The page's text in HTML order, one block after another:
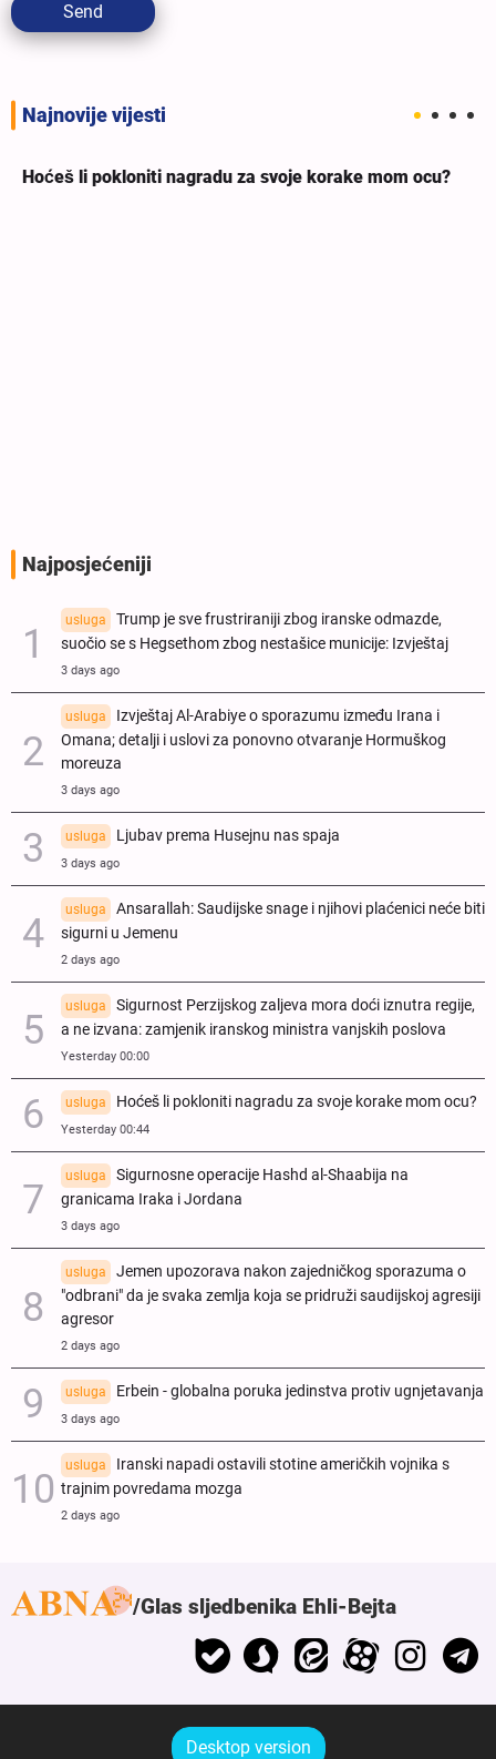
Send
Najnovije vijesti
Hoćeš li pokloniti nagradu za svoje korake mom ocu?
Najposjećeniji
usluga
Trump je sve frustriraniji zbog iranske odmazde,
suočio se s Hegsethom zbog nestašice municije: Izvještaj
3 days ago
usluga
Izvještaj Al-Arabiye o sporazumu između Irana i
Omana; detalji i uslovi za ponovno otvaranje Hormuškog
moreuza
3 days ago
usluga Ljubav prema Husejnu nas spaja
3 days ago
usluga
Ansarallah: Saudijske snage i njihovi plaćenici neće biti
sigurni u Jemenu
2 days ago
usluga
Sigurnost Perzijskog zaljeva mora doći iznutra regije,
a ne izvana: zamjenik iranskog ministra vanjskih poslova
Yesterday 00:00
usluga Hoćeš li pokloniti nagradu za svoje korake mom ocu?
Yesterday 00:44
usluga
Sigurnosne operacije Hashd al-Shaabija na
granicama Iraka i Jordana
3 days ago
usluga
Jemen upozorava nakon zajedničkog sporazuma o
"odbrani" da je svaka zemlja koja se pridruži saudijskoj agresiji
agresor
2 days ago
usluga Erbein - globalna poruka jedinstva protiv ugnjetavanja
3 days ago
usluga
Iranski napadi ostavili stotine američkih vojnika s
trajnim povredama mozga
2 days ago
Glas sljedbenika Ehli-Bejta
Desktop version